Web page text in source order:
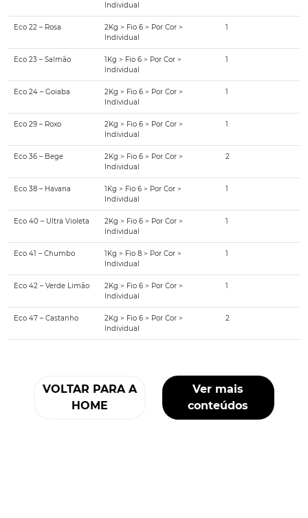
Individual
Eco 22 – Rosa
2Kg > Fio 6 > Por Cor >
Individual
1
Eco 23 – Salmão
1Kg > Fio 6 > Por Cor >
Individual
1
Eco 24 – Goiaba
2Kg > Fio 6 > Por Cor >
Individual
1
Eco 29 – Roxo
2Kg > Fio 6 > Por Cor >
Individual
1
Eco 36 – Bege
2Kg > Fio 6 > Por Cor >
Individual
2
Eco 38 – Havana
1Kg > Fio 6 > Por Cor >
Individual
1
Eco 40 – Ultra Violeta
2Kg > Fio 6 > Por Cor >
Individual
1
Eco 41 – Chumbo
1Kg > Fio 8 > Por Cor >
Individual
1
Eco 42 – Verde Limão
2Kg > Fio 6 > Por Cor >
Individual
1
Eco 47 – Castanho
2Kg > Fio 6 > Por Cor >
Individual
2
VOLTAR PARA A
HOME
Ver mais
conteúdos